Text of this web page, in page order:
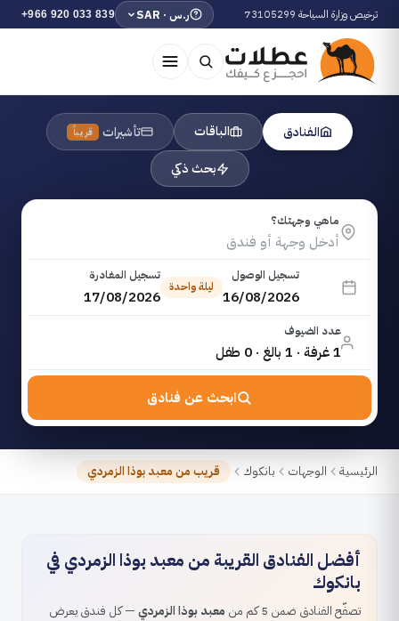
ترخيص وزارة السياحة 73105299 ر.س · SAR +966 920 033 839
الفنادق الباقات تأشيرات قريباً
بحث ذكي
ماهي وجهتك؟
تسجيل الوصول
16/08/2026
ليلة واحدة
تسجيل المغادرة
17/08/2026
عدد الضيوف
1 غرفة · 1 بالغ · 0 طفل
ابحث عن فنادق
الرئيسية الوجهات بانكوك قريب من معبد بوذا الزمردي
أفضل الفنادق القريبة من معبد بوذا الزمردي في
بانكوك
تصفّح الفنادق ضمن 5 كم من معبد بوذا الزمردي— كل فندق يعرض